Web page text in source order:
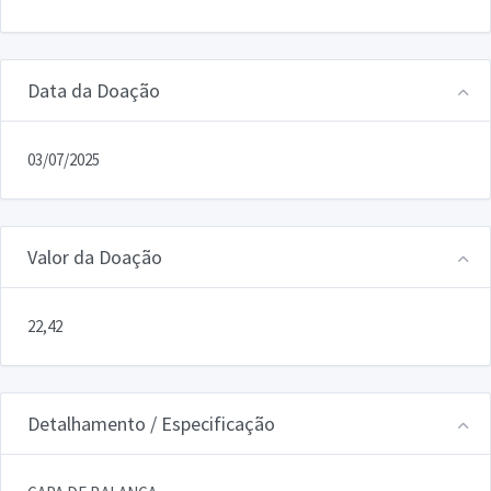
Data da Doação
03/07/2025
Valor da Doação
22,42
Detalhamento / Especificação